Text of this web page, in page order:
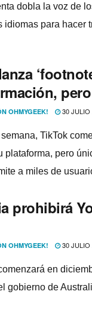
dobla la voz de
idiomas para hacer
OHMYGEEK! 30 JULIO
TikTok
plataforma, pero
a miles de
prohibirá
OHMYGEEK! 30 JULIO
en
gobierno de